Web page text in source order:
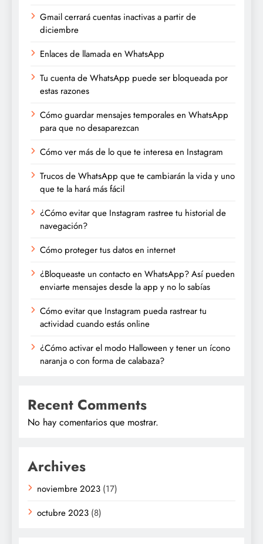
Gmail cerrará cuentas inactivas a partir de
diciembre
Enlaces de llamada en WhatsApp
Tu cuenta de WhatsApp puede ser bloqueada por
estas razones
Cómo guardar mensajes temporales en WhatsApp
para que no desaparezcan
Cómo ver más de lo que te interesa en Instagram
Trucos de WhatsApp que te cambiarán la vida y uno
que te la hará más fácil
¿Cómo evitar que Instagram rastree tu historial de
navegación?
Cómo proteger tus datos en internet
¿Bloqueaste un contacto en WhatsApp? Así pueden
enviarte mensajes desde la app y no lo sabías
Cómo evitar que Instagram pueda rastrear tu
actividad cuando estás online
¿Cómo activar el modo Halloween y tener un ícono
naranja o con forma de calabaza?
Recent Comments
No hay comentarios que mostrar.
Archives
noviembre 2023 (17)
octubre 2023 (8)